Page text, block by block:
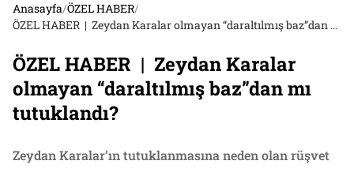
Anasayfa/ÖZEL HABER/
ÖZEL HABER | Zeydan Karalar olmayan “daraltılmış baz”dan mı tutuklandı?
ÖZEL HABER | Zeydan Karalar
olmayan “daraltılmış baz”dan mı
tutuklandı?
Zeydan Karalar’ın tutuklanmasına neden olan rüşvet